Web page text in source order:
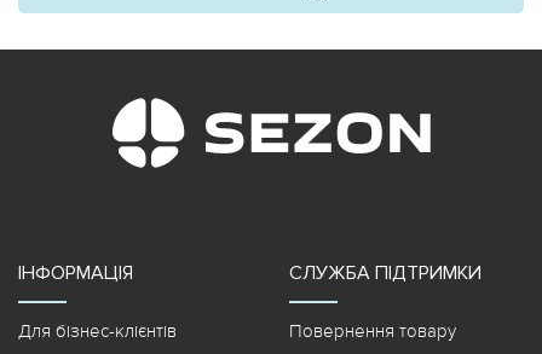
ІНФОРМАЦІЯ
Для бізнес-клієнтів
СЛУЖБА ПІДТРИМКИ
Повернення товару